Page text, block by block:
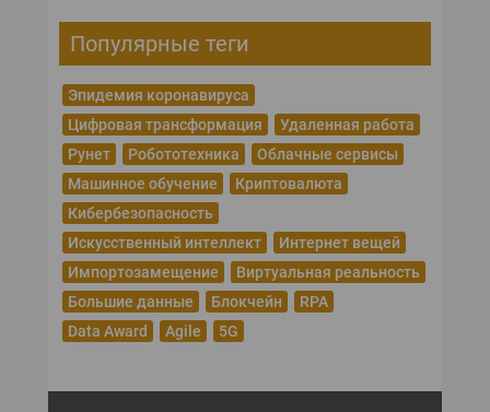
Популярные теги
Эпидемия коронавируса
Цифровая трансформация
Удаленная работа
Рунет
Робототехника
Облачные сервисы
Машинное обучение
Криптовалюта
Кибербезопасность
Искусственный интеллект
Интернет вещей
Импортозамещение
Виртуальная реальность
Большие данные
Блокчейн
RPA
Data Award
Agile 5G